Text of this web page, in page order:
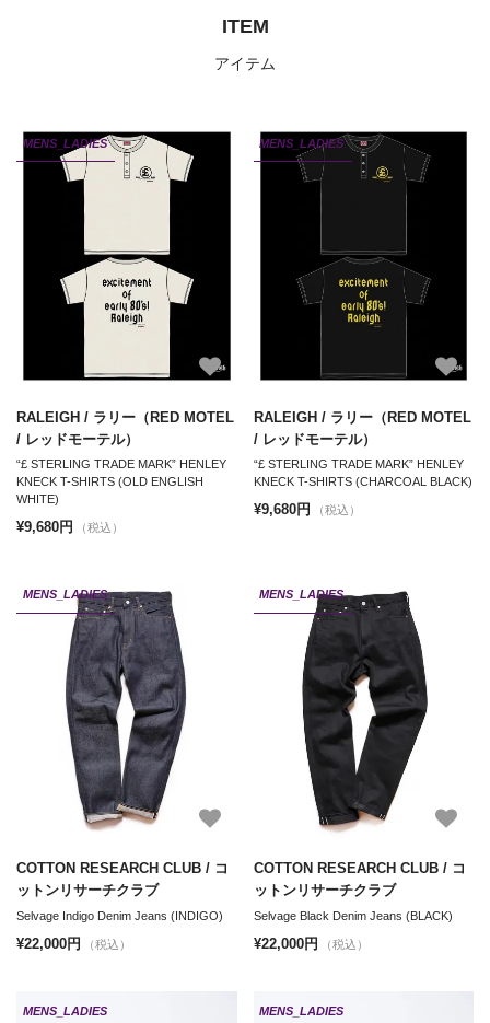
ITEM
アイテム
MENS_LADIES
RALEIGH / ラリー（RED MOTEL
/ レッドモーテル）
“£ STERLING TRADE MARK” HENLEY
KNECK T-SHIRTS (OLD ENGLISH
WHITE)
¥9,680円 （税込）
MENS_LADIES
RALEIGH / ラリー（RED MOTEL
/ レッドモーテル）
“£ STERLING TRADE MARK” HENLEY
KNECK T-SHIRTS (CHARCOAL BLACK)
¥9,680円 （税込）
MENS_LADIES
COTTON RESEARCH CLUB / コ
ットンリサーチクラブ
Selvage Indigo Denim Jeans (INDIGO)
¥22,000円 （税込）
MENS_LADIES
COTTON RESEARCH CLUB / コ
ットンリサーチクラブ
Selvage Black Denim Jeans (BLACK)
¥22,000円 （税込）
MENS_LADIES MENS_LADIES